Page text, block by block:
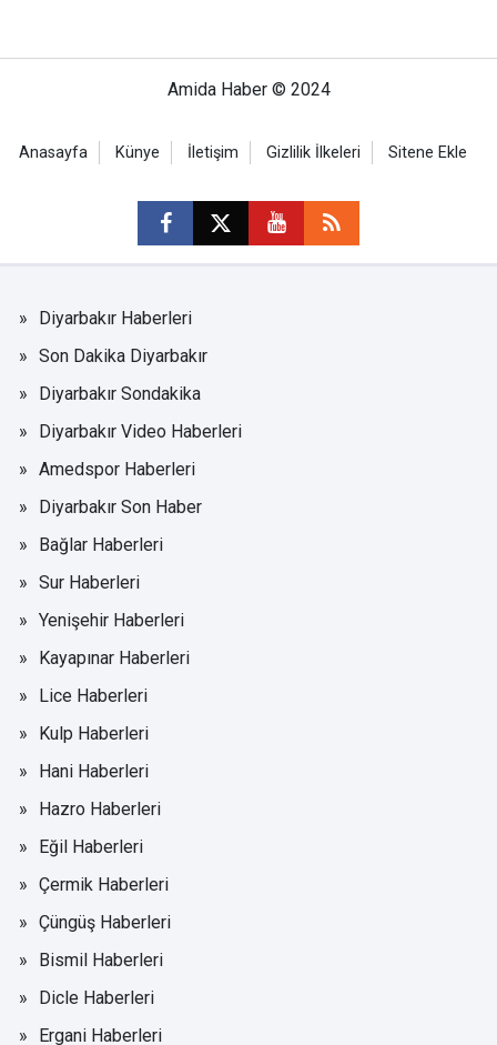
Amida Haber © 2024
Anasayfa Künye İletişim Gizlilik İlkeleri Sitene Ekle
Diyarbakır Haberleri
Son Dakika Diyarbakır
Diyarbakır Sondakika
Diyarbakır Video Haberleri
Amedspor Haberleri
Diyarbakır Son Haber
Bağlar Haberleri
Sur Haberleri
Yenişehir Haberleri
Kayapınar Haberleri
Lice Haberleri
Kulp Haberleri
Hani Haberleri
Hazro Haberleri
Eğil Haberleri
Çermik Haberleri
Çüngüş Haberleri
Bismil Haberleri
Dicle Haberleri
Ergani Haberleri